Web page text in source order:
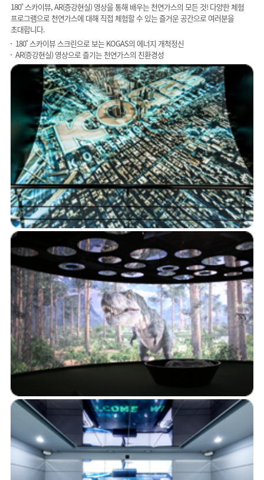
180˚ 스카이뷰, AR(증강현실) 영상을 통해 배우는 천연가스의 모든 것! 다양한 체험
프로그램으로 천연가스에 대해 직접 체험할 수 있는 즐거운 공간으로 여러분을
초대합니다.
180˚ 스카이뷰 스크린으로 보는 KOGAS의 에너지 개척정신
AR(증강현실) 영상으로 즐기는 천연가스의 친환경성